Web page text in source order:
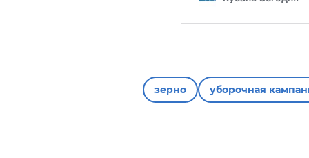
зерно уборочная